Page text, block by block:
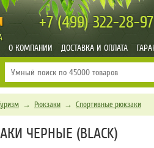
+7 (499)322-28-97
О КОМПАНИИ ДОСТАВКА И ОПЛАТА
→ Рюкзаки → Спортивные рюкзаки
ЧЕРНЫЕ (BLACK)